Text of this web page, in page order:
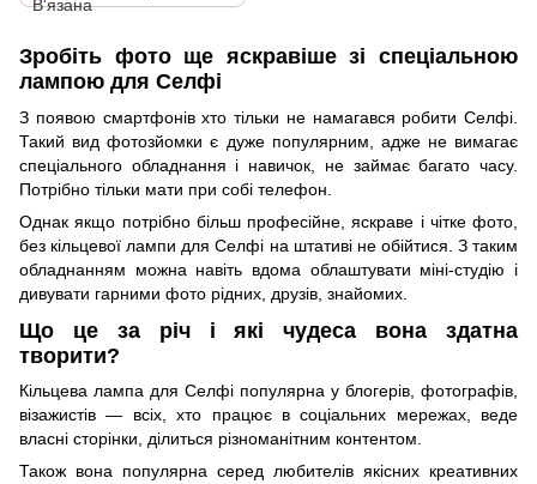
Зробіть фото ще яскравіше зі спеціальною
лампою для Селфі
З появою смартфонів хто тільки не намагався робити Селфі.
Такий вид фотозйомки є дуже популярним, адже не вимагає
спеціального обладнання і навичок, не займає багато часу.
Потрібно тільки мати при собі телефон.
Однак якщо потрібно більш професійне, яскраве і чітке фото,
без кільцевої лампи для Селфі на штативі не обійтися. З таким
обладнанням можна навіть вдома облаштувати міні-студію і
дивувати гарними фото рідних, друзів, знайомих.
Що це за річ і які чудеса вона здатна
творити?
Кільцева лампа для Селфі популярна у блогерів, фотографів,
візажистів — всіх, хто працює в соціальних мережах, веде
власні сторінки, ділиться різноманітним контентом.
Також вона популярна серед любителів якісних креативних